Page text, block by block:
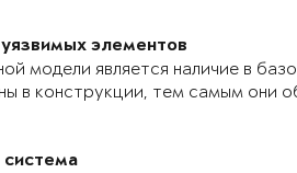
элементов
модели является наличие в
в конструкции, тем самым они
система